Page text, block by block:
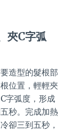
夾C字弧
造型的髮根部
位置，輕輕夾
字弧度，形成
秒。完成加熱
卻三到五秒，